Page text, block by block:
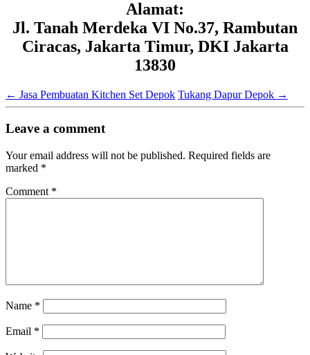
Alamat:
Jl. Tanah Merdeka VI No.37, Rambutan
Ciracas, Jakarta Timur, DKI Jakarta
13830
← Jasa Pembuatan Kitchen Set Depok Tukang Dapur Depok →
Leave a comment
Your email address will not be published. Required fields are
marked *
Comment *
Name *
Email *